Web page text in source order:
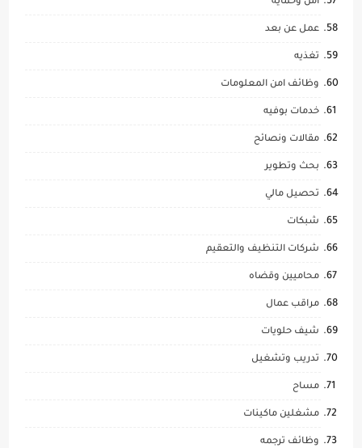
امن وحماية
عمل عن بعد
تغذيه
وظائف امن المعلومات
خدمات بوفيه
مقالات ونصائح
بحث وتطوير
تحصيل مالي
شبكات
شركات التنظيف والتعقيم
محاميين وقضاه
مراقب عمال
شيف حلويات
تدريب وتشغيل
مساح
مشغلين ماكينات
وظائف ترجمه